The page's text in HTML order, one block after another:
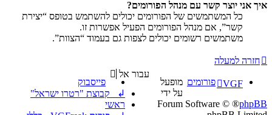
איך אני יוצר קשר עם מנהל הפורומים?
כל המשתמשים של הפורומים יכולים להשתמש בטופס “יצירת
קשר”, אם מנהל הפורומים הפעיל אפשרות זו.
משתמשים רשומים יכולים לצפות גם בעמוד “הצוות”.
חזרה למעלה
עבור אל
פייסבוק
↲ קבוצת "רטרו ישראל"
ראשי
VGF פורומים מופעל
על ידי
phpBB
® Forum Software ©